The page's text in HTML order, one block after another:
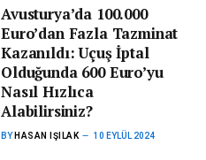
Avusturya’da 100.000
Euro’dan Fazla Tazminat
Kazanıldı: Uçuş İptal
Olduğunda 600 Euro’yu
Nasıl Hızlıca
Alabilirsiniz?
BY HASAN IŞILAK 10 EYLÜL 2024